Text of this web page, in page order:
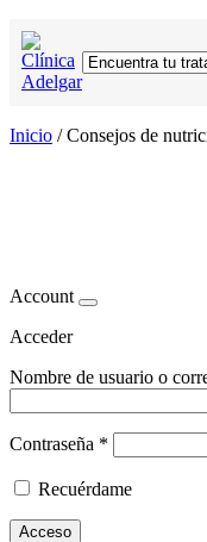
Inicio /Consejos de
Account
Acceder
Nombre de usuario o
Contraseña *
Recuérdame
Acceso